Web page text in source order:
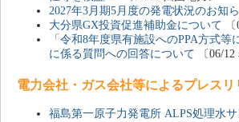
2027年3月期5月度の発電状況のお知
大分県GX投資促進補助金について
「令和8年度県有施設へのPPA方式
に係る質問への回答について 〔06/12
電力会社・ガス会社等によるプレスリ
福島第一原子力発電所 ALPS処理水